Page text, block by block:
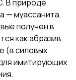
В природе
— муассанита.
получен в
как абразив,
(в силовых
имитирующих